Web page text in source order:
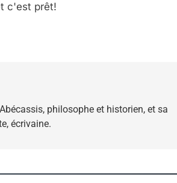
c'est prêt!
philosophe et historien, et sa
écrivaine.
Le Rapport D’ADL Contre